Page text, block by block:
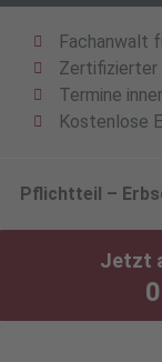
Fachanwalt
Termine
Kostenlose
Pflichtteil –
Jetzt